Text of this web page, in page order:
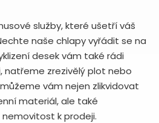
služby, které ušetří váš
naše chlapy vyřádit se na
desek vám také rádi
natřeme zrezivělý plot nebo
vám nejen zlikvidovat
materiál, ale také
k prodeji.